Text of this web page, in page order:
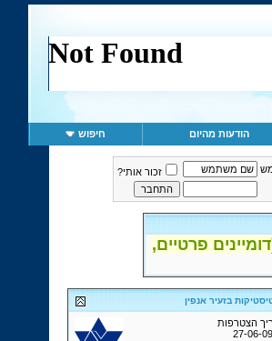
הודעות מהיום חיפוש
זכור אותי?
פרטיים,
בזעיר אנפין
הצטרפות
27-06-09